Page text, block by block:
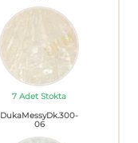
7 Adet Stokta
DukaMessyDk.300-
06